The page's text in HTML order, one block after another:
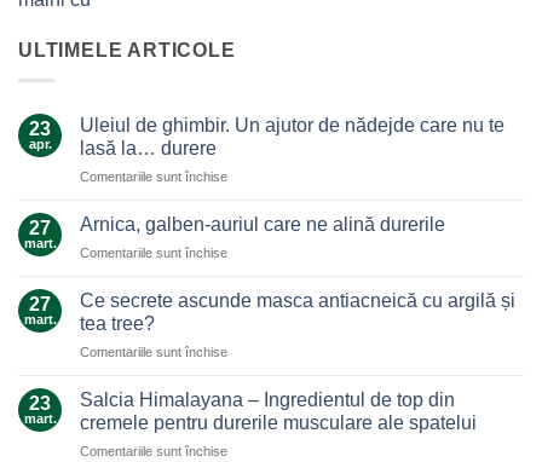
ULTIMELE ARTICOLE
23
apr.
Uleiul de ghimbir. Un ajutor de nădejde care nu te
lasă la… durere
Comentariile sunt închisepentru
de
Un
de
nu
lasă
la…
27
mart.
Arnica, galben-auriul care ne alină durerile
Comentariile sunt închisepentru
galben-
ne
durerile
27
mart.
Ce secrete ascunde masca antiacneică cu argilă și
tea tree?
Comentariile sunt închisepentru
secrete
ascunde
masca
antiacneică
23
mart.
Salcia Himalayana – Ingredientul de top din
cremele pentru durerile musculare ale spatelui
Comentariile sunt închisepentru